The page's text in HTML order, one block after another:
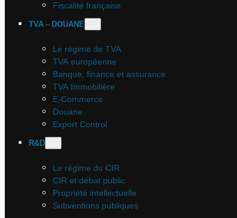
Fiscalité française
TVA – DOUANE
Le régime de TVA
TVA européenne
Banque, finance et assurance
TVA Immobilière
E-Commerce
Douane
Export Control
R&D
Le régime du CIR
CIR et débat public
Propriété intellectuelle
Subventions publiques